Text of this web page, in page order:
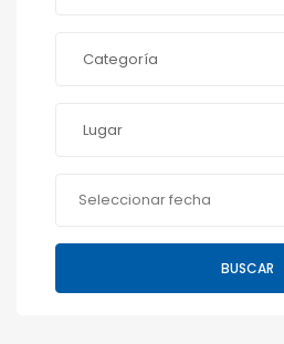
BUSCAR